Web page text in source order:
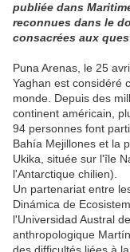
publiée dans
reconnues dans le
consacrées aux
Puna Arenas, le 25
Yaghan est considéré
monde. Depuis des
continent américain,
94 personnes font
Bahía Mejillones et la
Ukika, située sur l'île
l'Antarctique chilien).
Un partenariat entre
Dinámica de
l'Universidad Austral
anthropologique